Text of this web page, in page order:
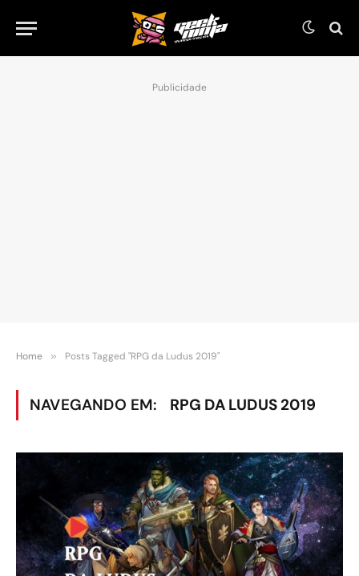
Publicidade
Home » Posts Tagged "RPG da Ludus 2019"
NAVEGANDO EM: RPG DA LUDUS 2019